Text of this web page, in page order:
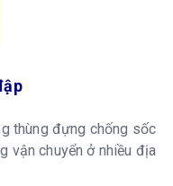
thùng đựng chống sốc
vận chuyển ở nhiều địa